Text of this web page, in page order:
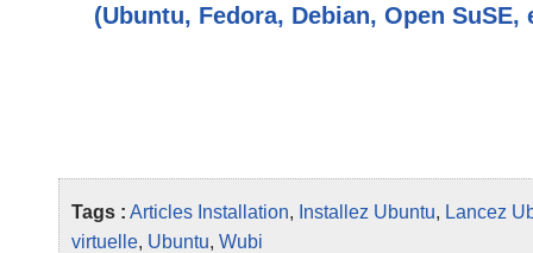
(Ubuntu, Fedora, Debian, Open SuSE,
Tags : Articles Installation, Installez Ubuntu, Lancez
virtuelle, Ubuntu, Wubi